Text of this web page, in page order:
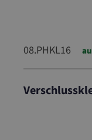
08.PHKL16